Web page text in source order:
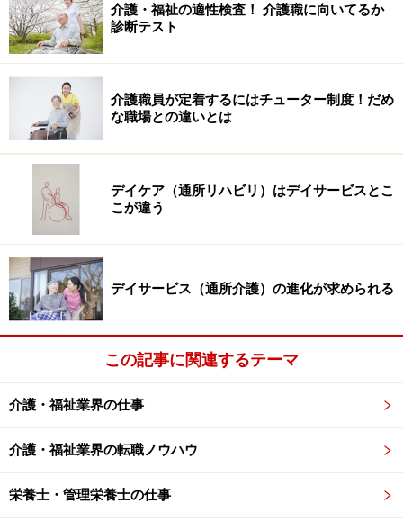
介護・福祉の適性検査！ 介護職に向いてるか
診断テスト
介護職員が定着するにはチューター制度！だめ
な職場との違いとは
デイケア（通所リハビリ）はデイサービスとこ
こが違う
デイサービス（通所介護）の進化が求められる
この記事に関連するテーマ
介護・福祉業界の仕事
介護・福祉業界の転職ノウハウ
栄養士・管理栄養士の仕事